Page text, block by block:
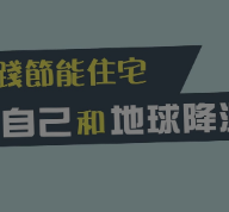
當令水果
蕈菇類